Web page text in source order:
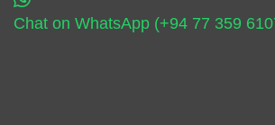
Chat on WhatsApp (+94 77 359